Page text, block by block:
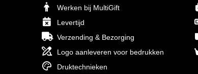
Werken bij MultiGift
Levertijd
Verzending & Bezorging
Logo aanleveren voor bedrukken
Druktechnieken